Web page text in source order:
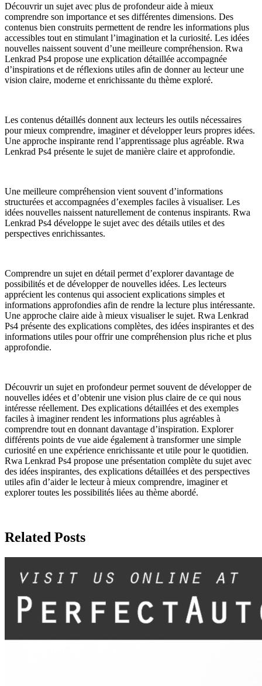
Découvrir un sujet avec plus de profondeur aide à mieux
comprendre son importance et ses différentes dimensions. Des
contenus bien construits permettent de rendre les informations plus
accessibles tout en stimulant l’imagination et la curiosité. Les idées
nouvelles naissent souvent d’une meilleure compréhension. Rwa
Lenkrad Ps4 propose une explication détaillée accompagnée
d’inspirations et de réflexions utiles afin de donner au lecteur une
vision claire, moderne et enrichissante du thème exploré.
Les contenus détaillés donnent aux lecteurs les outils nécessaires
pour mieux comprendre, imaginer et développer leurs propres idées.
Une approche inspirante rend l’apprentissage plus agréable. Rwa
Lenkrad Ps4 présente le sujet de manière claire et approfondie.
Une meilleure compréhension vient souvent d’informations
structurées et accompagnées d’exemples faciles à visualiser. Les
idées nouvelles naissent naturellement de contenus inspirants. Rwa
Lenkrad Ps4 développe le sujet avec des détails utiles et des
perspectives enrichissantes.
Comprendre un sujet en détail permet d’explorer davantage de
possibilités et de développer de nouvelles idées. Les lecteurs
apprécient les contenus qui associent explications simples et
informations approfondies afin de rendre la lecture plus intéressante.
Une approche claire aide à mieux visualiser le sujet. Rwa Lenkrad
Ps4 présente des explications complètes, des idées inspirantes et des
informations utiles pour offrir une compréhension plus riche et plus
approfondie.
Découvrir un sujet en profondeur permet souvent de développer de
nouvelles idées et d’obtenir une vision plus claire de ce qui nous
intéresse réellement. Des explications détaillées et des exemples
faciles à imaginer rendent les informations plus agréables à
comprendre tout en donnant davantage d’inspiration. Explorer
différents points de vue aide également à transformer une simple
curiosité en une expérience enrichissante et utile pour le quotidien.
Rwa Lenkrad Ps4 propose une présentation complète du sujet avec
des idées inspirantes, des explications détaillées et des perspectives
utiles afin d’aider le lecteur à mieux comprendre, imaginer et
explorer toutes les possibilités liées au thème abordé.
Related Posts